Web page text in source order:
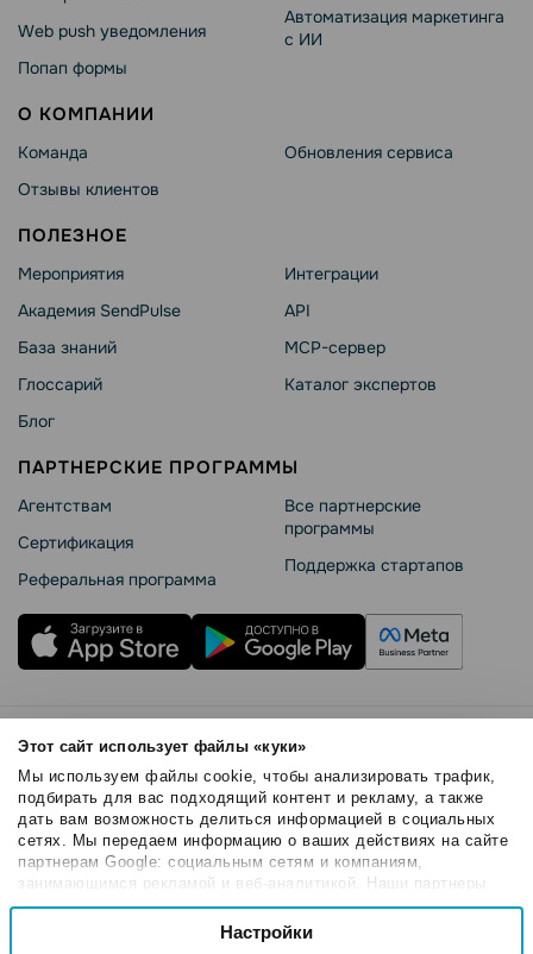
Этот сайт использует файлы «куки»
Мы используем файлы cookie, чтобы анализировать трафик,
подбирать для вас подходящий контент и рекламу, а также
дать вам возможность делиться информацией в социальных
сетях. Мы передаем информацию о ваших действиях на сайте
партнерам Google: социальным сетям и компаниям,
занимающимся рекламой и веб-аналитикой. Наши партнеры
могут комбинировать эти сведения с предоставленной вами
информацией, а также данными, которые они получили при
использовании вами их сервисов.
Выбор
Настройки
Web push уведомления
Попап формы
Автоматизация маркетинга
с ИИ
О КОМПАНИИ
Команда
Отзывы клиентов
Обновления сервиса
ПОЛЕЗНОЕ
Мероприятия
Академия SendPulse
База знаний
Глоссарий
Блог
Интеграции
API
MCP-сервер
Каталог экспертов
ПАРТНЕРСКИЕ ПРОГРАММЫ
Агентствам
Сертификация
Реферальная программа
Все партнерские
программы
Поддержка стартапов
Правила использования
Безопасность SendPulse
Политика конфиденциальности
Политика Cookies
© 2015 - 2026. SendPulse Inc. Все права защищены